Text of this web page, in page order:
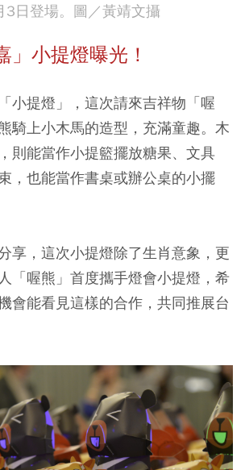
3日登場。圖／黃靖文攝
」小提燈曝光！
小提燈」，這次請來吉祥物「喔
騎上小木馬的造型，充滿童趣。木
則能當作小提籃擺放糖果、文具
，也能當作書桌或辦公桌的小擺
享，這次小提燈除了生肖意象，更
「喔熊」首度攜手燈會小提燈，希
會能看見這樣的合作，共同推展台